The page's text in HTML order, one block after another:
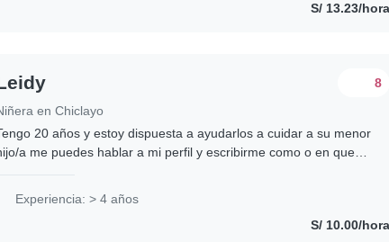
S/ 13.23/hora
en Chiclayo
8
20 años y estoy dispuesta a ayudarlos a cuidar a su menor
a me puedes hablar a mi perfil y escribirme como o en que
Experiencia: > 4 años
S/ 10.00/hora